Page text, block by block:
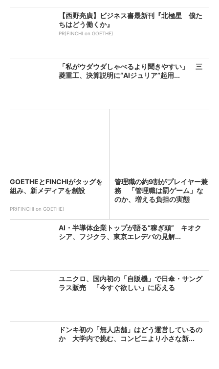
【西野亮廣】ビジネス書最新刊『北極星 僕た
ちはどう働くか』
PR(FINCHI on GOETHE)
「私がウダウダしゃべるより聞きやすい」 三
菱重工、決算説明に“AIジュリア”起用...
GOETHEとFINCHIがタッグを
組み、新メディアを創設
PR(FINCHI on GOETHE)
管理職の約9割がプレイヤー兼
務 「管理職は罰ゲーム」な
のか、増える負担の実態
AI・半導体企業トップが語る“稼ぎ頭” キオク
シア、フジクラ、東京エレデバの見解...
ユニクロ、国内初の「自販機」で日傘・サング
ラス販売 「今すぐ欲しい」に応える
ドンキ初の「無人店舗」はどう運営しているの
か 大学内で挑む、コンビニより小さな新...